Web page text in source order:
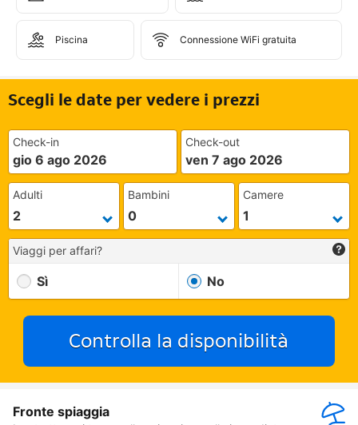
Piscina Connessione WiFi gratuita
Scegli le date per vedere i prezzi
Check-in
gio 6 ago 2026
Check-out
ven 7 ago 2026
Adulti Bambini Camere
Viaggi per affari?
Sì No
Controlla la disponibilità
Fronte spiaggia